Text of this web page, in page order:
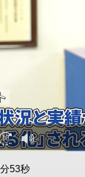
53秒